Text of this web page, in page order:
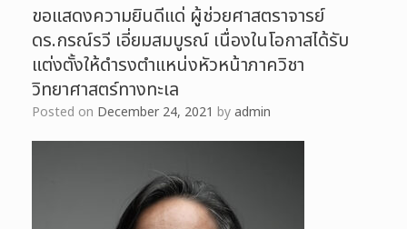
ขอแสดงความยินดีแด่ ผู้ช่วยศาสตราจารย์
ดร.กรณ์รวี เอี่ยมสมบูรณ์ เนื่องในโอกาสได้รับ
แต่งตั้งให้ดำรงตำแหน่งหัวหน้าภาควิชา
วิทยาศาสตร์ทางทะเล
Posted on December 24, 2021 byadmin